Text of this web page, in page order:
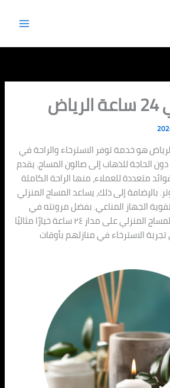
24 ساعة الرياض هو خدمة توفر الاسترخاء والراحة في
الحاجة للذهاب إلى صالون المساج. يقدم
متعددة للعملاء، منها الراحة الكاملة
بالإضافة إلى ذلك، يساعد المساج المنزلي
الجهاز المناعي. بفضل مرونته في
التوقيت والموقع، يعد المساج المنزلي على مدار ٢٤ ساعة خيارًا مثاليًا
الاسترخاء في منازلهم بأوقات